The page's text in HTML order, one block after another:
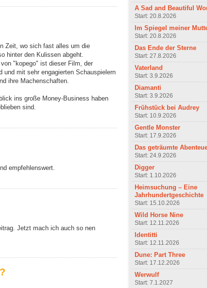
Zeit, wo sich fast alles um die
hinter den Kulissen abgeht.
"kopego" ist dieser Film, der
und mit sehr engagierten Schauspielern
ihre Machenschaften.
ins große Money-Business haben
sind.
empfehlenswert.
Jetzt mach ich auch so nen
A Sad and Beautiful
Start: 20.8.2026
Im Spiegel meiner
Start: 20.8.2026
Das Ende der Sterne
Start: 27.8.2026
Vaterland
Start: 3.9.2026
Diamanti
Start: 3.9.2026
Frühstück bei Audrey
Start: 10.9.2026
Gentle Monster
Start: 17.9.2026
Das geträumte
Start: 24.9.2026
Digger
Start: 1.10.2026
Heimsuchung – Eine
Jahrhundertgeschichte
Start: 15.10.2026
Wild Horse Nine
Start: 12.11.2026
Identitti
Start: 12.11.2026
Dune: Part Three
Start: 17.12.2026
Werwulf
Start: 7.1.2027